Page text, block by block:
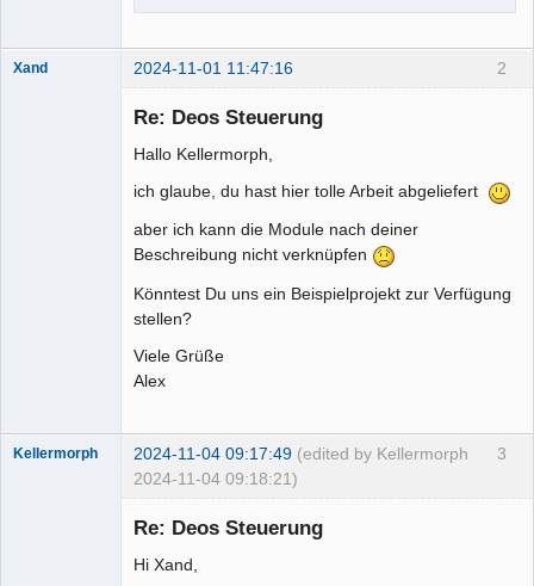
2
Xand 2024-11-01 11:47:16
Re: Deos Steuerung
Hallo Kellermorph,
ich glaube, du hast hier tolle Arbeit abgeliefert
aber ich kann die Module nach deiner
Beschreibung nicht verknüpfen
Könntest Du uns ein Beispielprojekt zur Verfügung
stellen?
Viele Grüße
Alex
3
Kellermorph 2024-11-04 09:17:49 (edited by Kellermorph
2024-11-04 09:18:21)
Re: Deos Steuerung
Hi Xand,